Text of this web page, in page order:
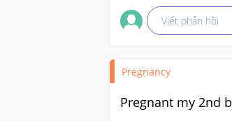
Viết phản hồi
Pregnancy
Pregnant my 2nd